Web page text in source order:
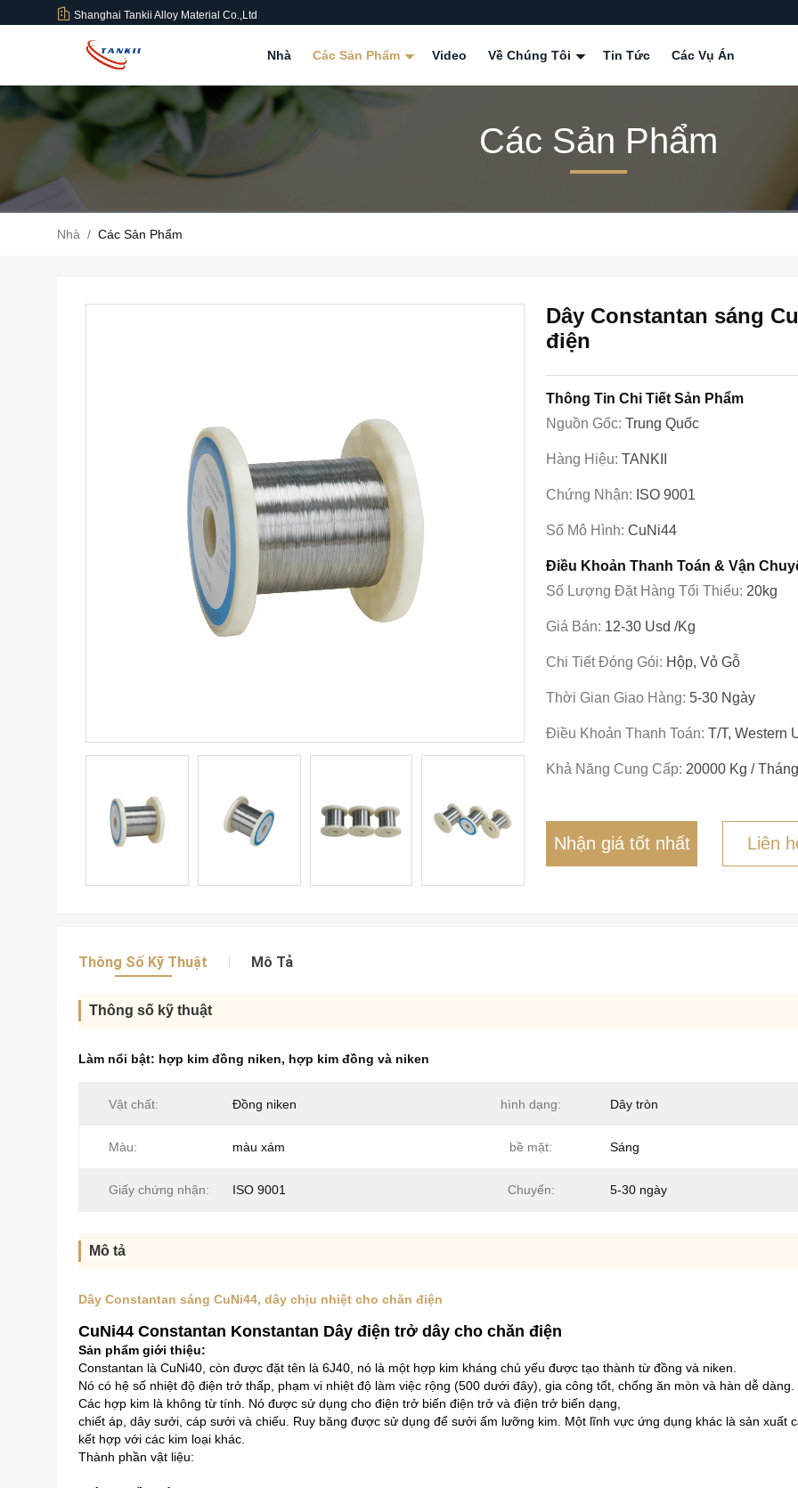
Shanghai Tankii Alloy Material Co.,Ltd
Nhà Các Sản Phẩm Video Về Chúng Tôi Tin Tức Các Vụ Án
Các Sản Phẩm
Nhà / Các Sản Phẩm
Dây Constantan sáng
điện
Thông Tin Chi Tiết Sản Phẩm
Nguồn Gốc: Trung Quốc
Hàng Hiệu: TANKII
Chứng Nhận: ISO 9001
Số Mô Hình: CuNi44
Điều Khoản Thanh Toán & Vận
Số Lượng Đặt Hàng Tối Thiểu: 20kg
Giá Bán: 12-30 Usd /kg
Chi Tiết Đóng Gói: Hộp, Vỏ Gỗ
Thời Gian Giao Hàng: 5-30 Ngày
Điều Khoản Thanh Toán: T/T, Western
Khả Năng Cung Cấp: 20000 Kg / Tháng
Nhận giá tốt nhất Liên
Thông Số Kỹ Thuật Mô Tả
Thông số kỹ thuật
Làm nổi bật: hợp kim đồng niken, hợp kim đồng và niken
Vật chất: Đồng niken hình dạng: Dây tròn
Màu: màu xám bề mặt: Sáng
Giấy chứng nhận: ISO 9001 Chuyển: 5-30 ngày
Mô tả
Dây Constantan sáng CuNi44, dây chịu nhiệt cho chăn điện
CuNi44 Constantan Konstantan Dây điện trở dây cho chăn điện
Sản phẩm giới thiệu:
Constantan là CuNi40, còn được đặt tên là 6J40, nó là một hợp kim kháng chủ yếu được tạo thành từ đồng và niken.
Nó có hệ số nhiệt độ điện trở thấp, phạm vi nhiệt độ làm việc rộng (500 dưới đây), gia công tốt, chống ăn mòn và hàn dễ dàng.
Các hợp kim là không từ tính.
Nó được sử dụng cho điện trở biến điện trở và điện trở biến dạng,
chiết áp, dây sưởi, cáp sưởi và chiếu.
Ruy băng được sử dụng để sưởi ấm lưỡng kim.
Một lĩnh vực ứng dụng khác là sản xuất
kết hợp với các kim loại khác.
Thành phần vật liệu: